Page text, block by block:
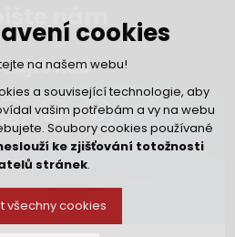
cookies
na našem webu!
a související technologie, aby
vašim potřebám a vy na webu
Soubory cookies používané
ke zjišťování totožnosti
stránek.
všechny cookies
nám
nás